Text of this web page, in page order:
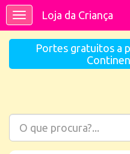
ToggleLoja da Criança
Portes gratuitos a